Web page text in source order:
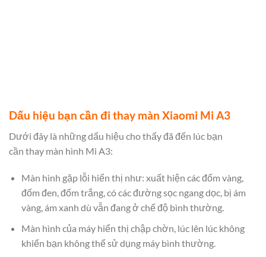
Dấu hiệu bạn cần đi thay màn Xiaomi Mi A3
Dưới đây là những dấu hiệu cho thấy đã đến lúc bạn
cần thay màn hình Mi A3:
Màn hình gặp lỗi hiển thị như: xuất hiện các đốm vàng,
đốm đen, đốm trắng, có các đường sọc ngang dọc, bị ám
vàng, ám xanh dù vẫn đang ở chế độ bình thường.
Màn hình của máy hiển thị chập chờn, lúc lên lúc không
khiến bạn không thể sử dụng máy bình thường.